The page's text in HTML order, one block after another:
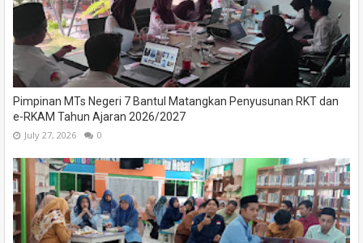
Pimpinan MTs Negeri 7 Bantul Matangkan Penyusunan RKT dan
e-RKAM Tahun Ajaran 2026/2027
July 27, 2026 0